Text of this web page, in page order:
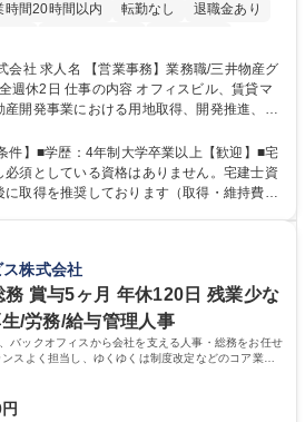
時間20時間以内 転勤なし
退職金あり
寮・社宅あり
/三井物産グ
ィスビル、賃貸マ
開発事業における用地取得、開発推進、賃
等を行う営業部門において事務業務を担当
支払業務（各種費用支払、支払管理、請
スター申請対応）・予算作成及び予実管
す。 募集職種 【営業事務】
残業時間10H/完全週休2日
件】■学歴：4年制大学卒業以上【歓迎】■宅
須としている資格はありません。宅建士資
取得を推奨しております（取得・維持費用
ジを厭わず、粘り強く業務に取り組める
関係を構築でき、期限を意識したスケジュ
的に他部署（営業部門、コーポレート部門）
ます。 学歴・資格 学歴：大学
物取引士
株式会社
務 賞与5ヶ月 年休120日 残業少な
/労務/給与管理人事
バックオフィスから会社を支える人事・総務をお任せ
スよく担当し、ゆくゆくは制度改定などのコア業務
です。